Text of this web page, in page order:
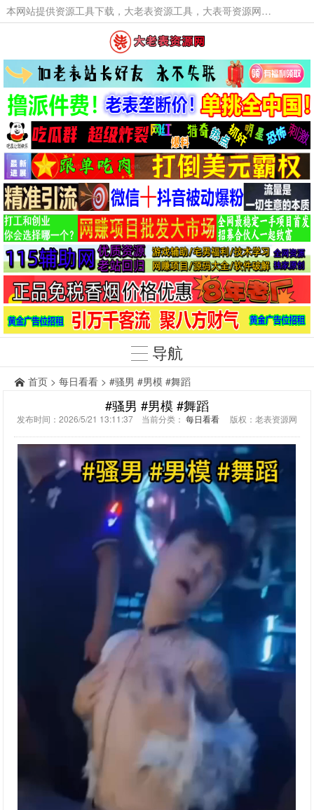
本网站提供资源工具下载，大老表资源工具，大表哥资源网软件工具，大老表资源下载，活动线报福利资源分享,活动线报，大型网游经典游戏，网络热门技术游戏辅助交流与分享。
导航
首页 > 每日看看 > #骚男 #男模 #舞蹈
#骚男 #男模 #舞蹈
发布时间：2026/5/21 13:11:37 当前分类： 每日看看 版权：老表资源网